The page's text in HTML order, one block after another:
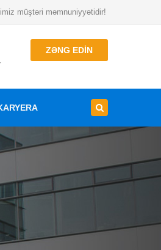
müştəri məmnuniyyətidir!
ZƏNG EDIN